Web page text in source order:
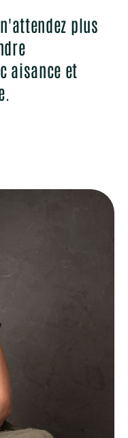
plus
aisance et